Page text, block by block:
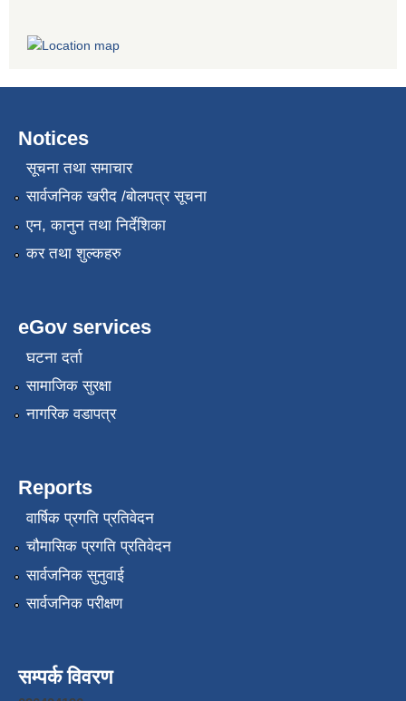
Notices
सूचना तथा समाचार
सार्वजनिक खरीद /बोलपत्र सूचना
एन, कानुन तथा निर्देशिका
कर तथा शुल्कहरु
eGov services
घटना दर्ता
सामाजिक सुरक्षा
नागरिक वडापत्र
Reports
वार्षिक प्रगति प्रतिवेदन
चौमासिक प्रगति प्रतिवेदन
सार्वजनिक सुनुवाई
सार्वजनिक परीक्षण
सम्पर्क विवरण